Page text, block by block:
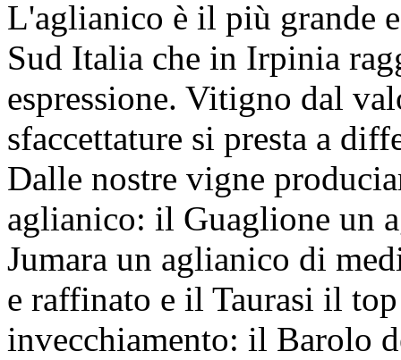
L'aglianico è il più grande
Sud Italia che in Irpinia
espressione. Vitigno dal
sfaccettature si presta a
Dalle nostre vigne
aglianico: il Guaglione un
Jumara un aglianico di
e raffinato e il Taurasi il
invecchiamento: il Barolo